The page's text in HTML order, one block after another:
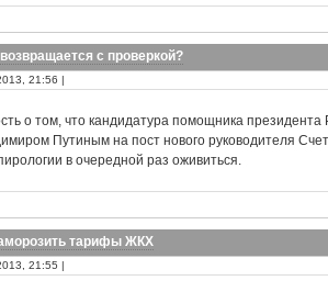
с проверкой?
21:56 |
о том, что кандидатура помощника
Путиным на пост нового руководителя
в очередной раз оживиться.
тарифы ЖКХ
21:55 |